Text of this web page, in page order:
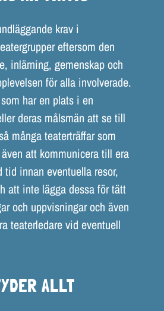
krav i
eftersom den
inlärning, gemenskap och
för alla involverade.
har en plats i en
deras målsmän att se till
många teaterträffar som
att kommunicera till era
tid innan eventuella resor,
att inte lägga dessa för tätt
och uppvisningar och även
teaterledare vid eventuell
ALLT